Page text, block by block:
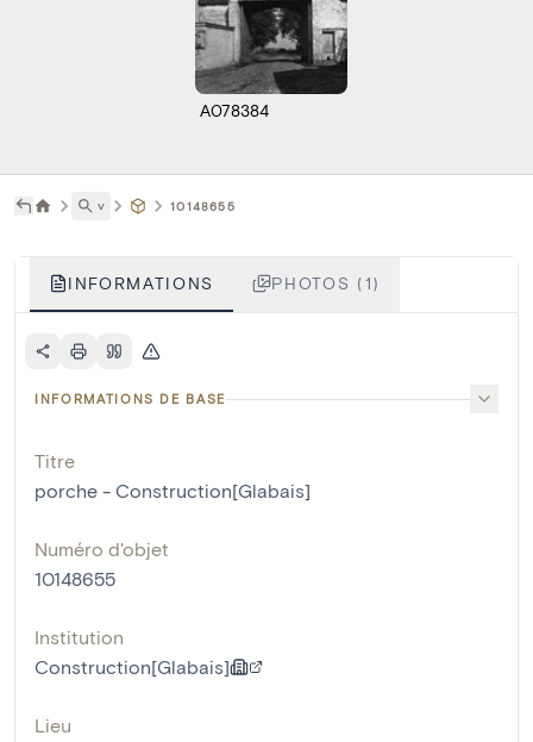
A078384
˅ 10148655
INFORMATIONS PHOTOS (1)
INFORMATIONS DE BASE
Titre
porche - Construction[Glabais]
Numéro d'objet
10148655
Institution
Construction[Glabais]
Lieu